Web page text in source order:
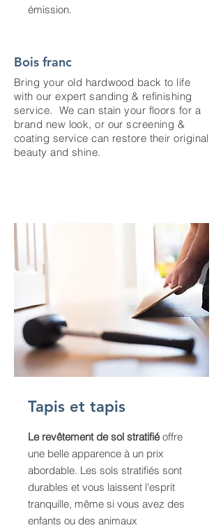
émission.
Bois franc
Bring your old hardwood back to life
with our expert sanding & refinishing
service. We can stain your floors for a
brand new look, or our screening &
coating service can restore their original
beauty and shine.
Tapis et tapis
Le revêtement de sol stratifiéoffre
une belle apparence à un prix
abordable. Les sols stratifiés sont
durables et vous laissent l'esprit
tranquille, même si vous avez des
enfants ou des animaux